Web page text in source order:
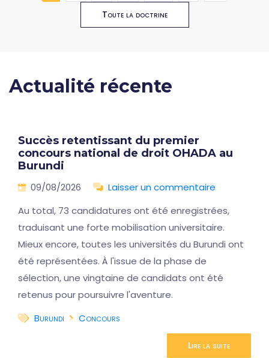
Toute la doctrine
Actualité récente
Succès retentissant du premier
concours national de droit OHADA au
Burundi
09/08/2026
Laisser un commentaire
Au total, 73 candidatures ont été enregistrées,
traduisant une forte mobilisation universitaire.
Mieux encore, toutes les universités du Burundi ont
été représentées. À l'issue de la phase de
sélection, une vingtaine de candidats ont été
retenus pour poursuivre l'aventure.
Burundi
Concours
Lire la suite